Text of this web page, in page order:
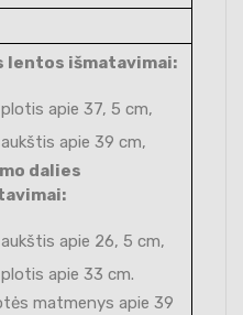
lentos išmatavimai:
plotis apie 37, 5 cm,
aukštis apie 39 cm,
dalies
aukštis apie 26, 5 cm,
plotis apie 33 cm.
matmenys apie 39